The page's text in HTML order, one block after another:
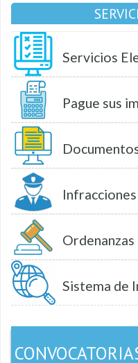
Servicios
Pague sus
Infracciones
Ordenanzas
Sistema de